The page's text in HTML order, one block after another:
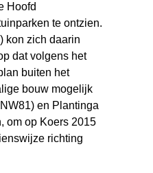
Hoofd
te ontzien.
kon zich daarin
dat volgens het
buiten het
bouw mogelijk
en Plantinga
om op Koers 2015
richting